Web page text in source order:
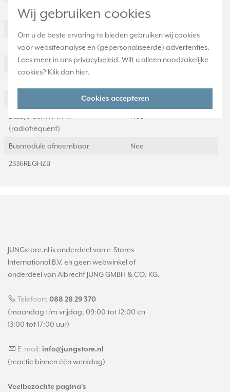
Wij gebruiken cookies
Om u de beste ervaring te bieden gebruiken wij cookies
voor websiteanalyse en (gepersonaliseerde) advertenties.
Lees meer in ons privacybeleid. Wilt u alleen noodzakelijke
cookies? Klik dan hier.
Cookies accepteren
Bussysteem LON Nee
Traploos regelbaar Ja
Regelbaar in stappen Ja
Ja
(radiofrequent)
Busmodule afneembaar Nee
2336REGHZB
JUNGstore.nl is onderdeel van e-Stores
International B.V. en geen webwinkel of
onderdeel van Albrecht JUNG GMBH & CO. KG.
Telefoon: 088 28 29 370
(maandag t/m vrijdag, 09:00 tot 12:00 en
13:00 tot 17:00 uur)
E-mail: info@jungstore.nl
(reactie binnen één werkdag)
Veelbezochte pagina's